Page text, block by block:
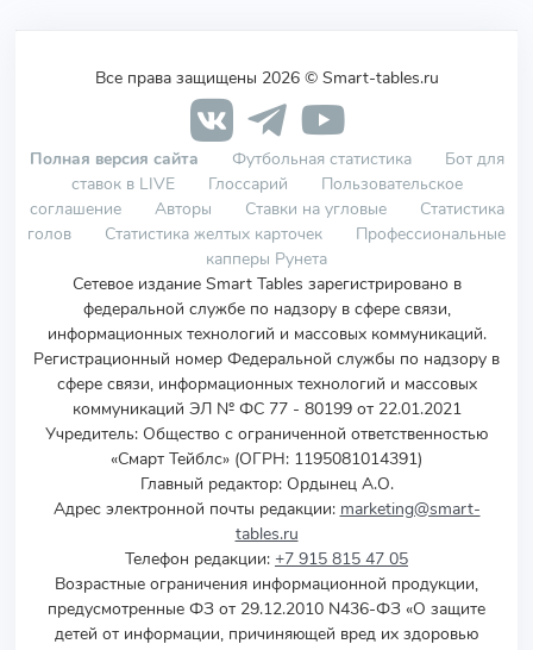
Все права защищены 2026 © Smart-tables.ru
Полная версия сайта Футбольная статистика
Бот для
ставок в LIVE
Глоссарий
Пользовательское
соглашение
Авторы Ставки на угловые
Статистика
голов
Статистика желтых карточек
Профессиональные
капперы Рунета
Сетевое издание Smart Tables зарегистрировано в
федеральной службе по надзору в сфере связи,
информационных технологий и массовых коммуникаций.
Регистрационный номер Федеральной службы по надзору в
сфере связи, информационных технологий и массовых
коммуникаций ЭЛ № ФС 77 - 80199 от 22.01.2021
Учредитель: Общество с ограниченной ответственностью
«Смарт Тейблс» (ОГРН: 1195081014391)
Главный редактор: Ордынец А.О.
Адрес электронной почты редакции: marketing@smart-
tables.ru
Телефон редакции: +7 915 815 47 05
Возрастные ограничения информационной продукции,
предусмотренные ФЗ от 29.12.2010 N436-ФЗ «О защите
детей от информации, причиняющей вред их здоровью